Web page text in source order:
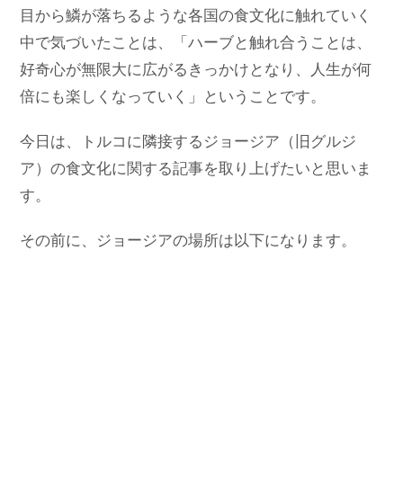
目から鱗が落ちるような各国の食文化に触れていく
中で気づいたことは、「ハーブと触れ合うことは、
好奇心が無限大に広がるきっかけとなり、人生が何
倍にも楽しくなっていく」ということです。
今日は、トルコに隣接するジョージア（旧グルジ
ア）の食文化に関する記事を取り上げたいと思いま
す。
その前に、ジョージアの場所は以下になります。